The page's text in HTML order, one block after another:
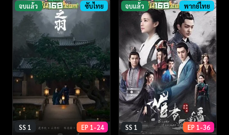
จบแล้ว ซับไทย
SS 1 EP 1-24
จบแล้ว พากย์ไทย
SS 1 EP 1-36